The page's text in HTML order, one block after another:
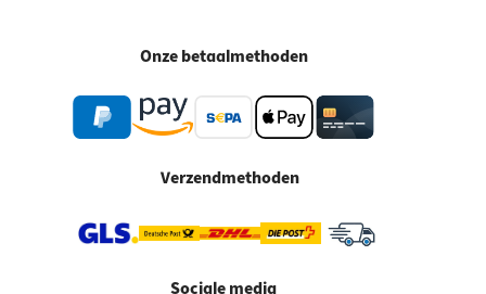
Onze betaalmethoden
Verzendmethoden
Sociale media